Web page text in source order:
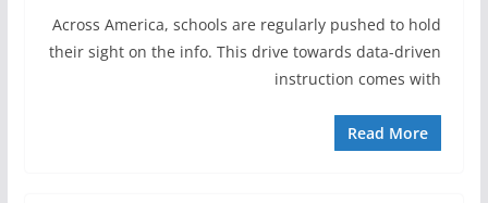
Across America, schools are regularly pushed to hold
their sight on the info. This drive towards data-driven
instruction comes with
Read More